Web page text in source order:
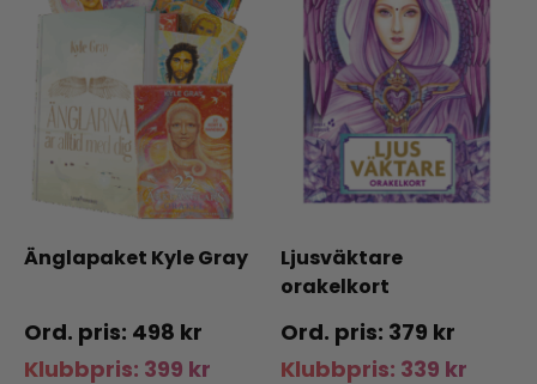
Änglapaket Kyle Gray
498 kr
Klubbpris: 399 kr
Ljusväktare
orakelkort
379 kr
Klubbpris: 339 kr